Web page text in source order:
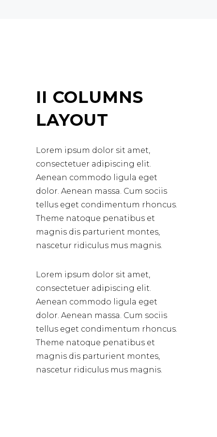
II COLUMNS
LAYOUT
Lorem ipsum dolor sit amet,
consectetuer adipiscing elit.
Aenean commodo ligula eget
dolor. Aenean massa. Cum sociis
tellus eget condimentum rhoncus.
Theme natoque penatibus et
magnis dis parturient montes,
nascetur ridiculus mus magnis.
Lorem ipsum dolor sit amet,
consectetuer adipiscing elit.
Aenean commodo ligula eget
dolor. Aenean massa. Cum sociis
tellus eget condimentum rhoncus.
Theme natoque penatibus et
magnis dis parturient montes,
nascetur ridiculus mus magnis.